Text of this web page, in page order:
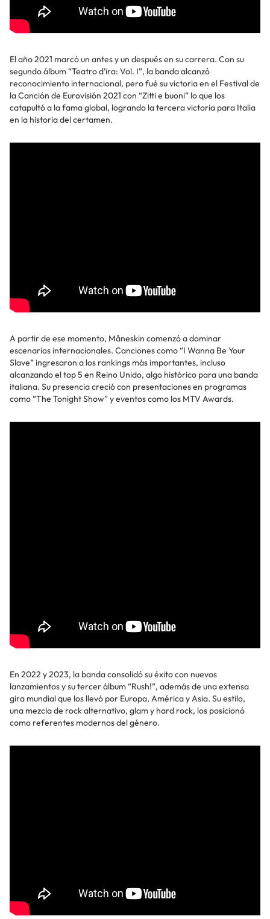
El año 2021 marcó un antes y un después en su carrera. Con su
segundo álbum “Teatro d’ira: Vol. I”, la banda alcanzó
reconocimiento internacional, pero fué su victoria en el Festival de
la Canción de Eurovisión 2021 con “Zitti e buoni” lo que los
catapultó a la fama global, logrando la tercera victoria para Italia
en la historia del certamen.
A partir de ese momento, Måneskin comenzó a dominar
escenarios internacionales. Canciones como “I Wanna Be Your
Slave” ingresaron a los rankings más importantes, incluso
alcanzando el top 5 en Reino Unido, algo histórico para una banda
italiana. Su presencia creció con presentaciones en programas
como “The Tonight Show” y eventos como los MTV Awards.
En 2022 y 2023, la banda consolidó su éxito con nuevos
lanzamientos y su tercer álbum “Rush!”, además de una extensa
gira mundial que los llevó por Europa, América y Asia. Su estilo,
una mezcla de rock alternativo, glam y hard rock, los posicionó
como referentes modernos del género.